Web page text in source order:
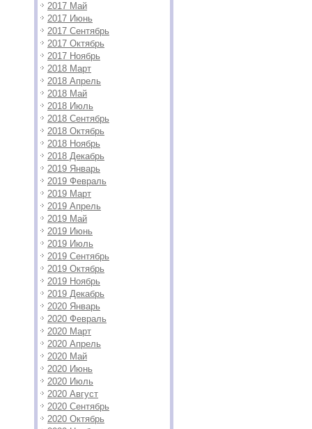
2017 Май
2017 Июнь
2017 Сентябрь
2017 Октябрь
2017 Ноябрь
2018 Март
2018 Апрель
2018 Май
2018 Июль
2018 Сентябрь
2018 Октябрь
2018 Ноябрь
2018 Декабрь
2019 Январь
2019 Февраль
2019 Март
2019 Апрель
2019 Май
2019 Июнь
2019 Июль
2019 Сентябрь
2019 Октябрь
2019 Ноябрь
2019 Декабрь
2020 Январь
2020 Февраль
2020 Март
2020 Апрель
2020 Май
2020 Июнь
2020 Июль
2020 Август
2020 Сентябрь
2020 Октябрь